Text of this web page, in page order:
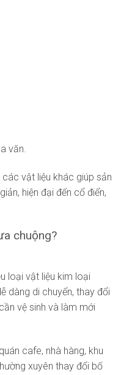
văn.
vật liệu khác giúp sản
hiện đại đến cổ điển,
chuộng?
loại vật liệu kim loại
dàng di chuyển, thay đổi
vệ sinh và làm mới
cafe, nhà hàng, khu
xuyên thay đổi bố